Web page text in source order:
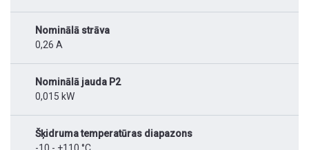
Nominālā strāva
0,26 A
Nominālā jauda P2
0,015 kW
Šķidruma temperatūras diapazons